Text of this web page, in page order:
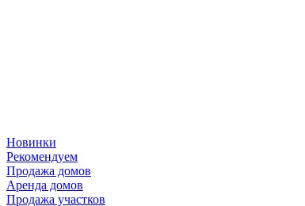
Новинки
Рекомендуем
Продажа домов
Аренда домов
Продажа участков